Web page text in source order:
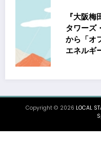
『大阪梅田ツインタ
タワーズ・サウス』
から「オフサイト型
エネルギー電力の使用
Copyright © 2026 LOCAL